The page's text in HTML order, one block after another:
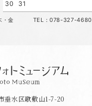
30 31
木・金 TEL：078-327-4680
垂水区歌敷山1-7-20